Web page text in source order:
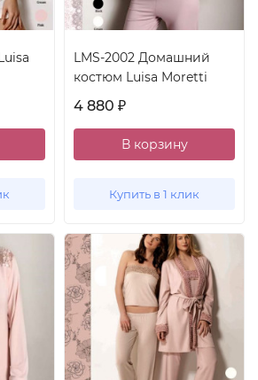
LMS-2002 Домашний
костюм Luisa Moretti
4 880 ₽
В корзину
Купить в 1 клик